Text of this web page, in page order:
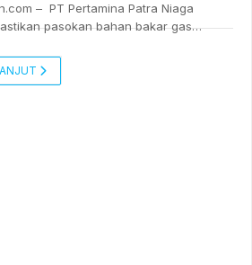
– PT Pertamina Patra Niaga
pasokan bahan bakar gas
Relation, & CSR Regional
Satria, menyatakan Pertamina